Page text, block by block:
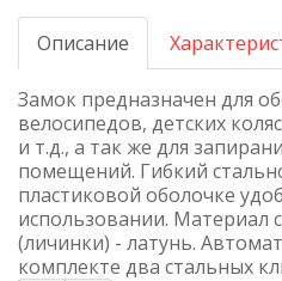
Описание
Замок предназначен для
велосипедов, детских
и т.д., а так же для
помещений. Гибкий
пластиковой оболочке
использовании. Материал
(личинки) - латунь.
комплекте два стальных